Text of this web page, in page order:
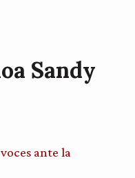
Sandy
ante la